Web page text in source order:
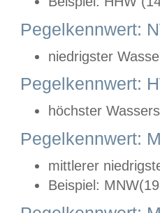
Pegelkennwert:
niedrigster
Pegelkennwert:
höchster
Pegelkennwert:
mittlerer
Beispiel: